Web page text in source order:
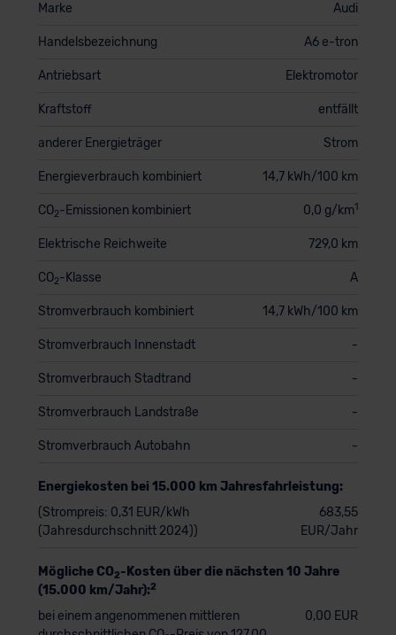
Marke Audi
Handelsbezeichnung A6 e-tron
Antriebsart Elektromotor
Kraftstoff entfällt
anderer Energieträger Strom
Energieverbrauch kombiniert 14,7 kWh/100 km
CO2-Emissionen kombiniert 0,0 g/km1
Elektrische Reichweite 729,0 km
CO2-Klasse A
Stromverbrauch kombiniert 14,7 kWh/100 km
Stromverbrauch Innenstadt -
Stromverbrauch Stadtrand -
Stromverbrauch Landstraße -
Stromverbrauch Autobahn -
Energiekosten bei 15.000 km Jahresfahrleistung:
(Strompreis: 0,31 EUR/kWh
(Jahresdurchschnitt 2024))
683,55
EUR/Jahr
Mögliche CO2-Kosten über die nächsten 10 Jahre
(15.000 km/Jahr):2
bei einem angenommenen mittleren
0,00 EUR